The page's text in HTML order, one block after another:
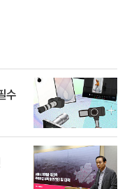
수